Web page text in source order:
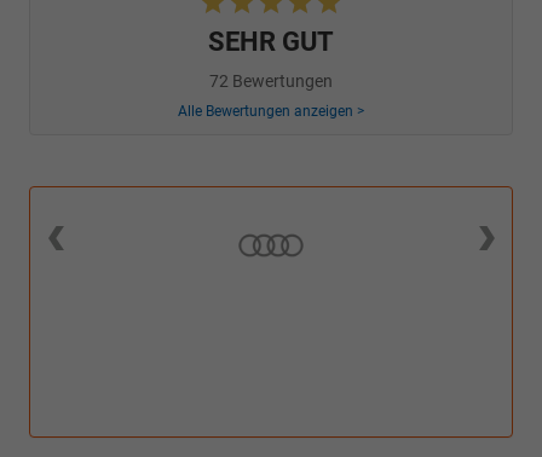
SEHR GUT
72 Bewertungen
Alle Bewertungen anzeigen >